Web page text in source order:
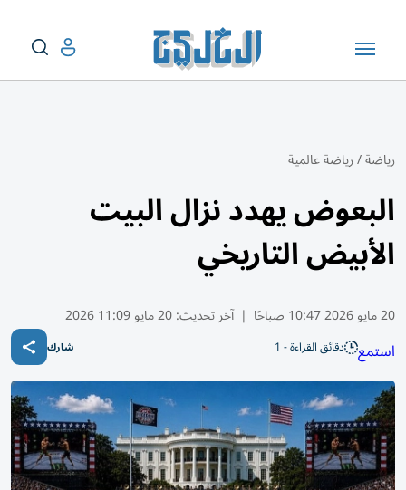
رياضة/رياضة عالمية
البعوض يهدد نزال البيت
الأبيض التاريخي
20 مايو 2026 10:47 صباحًا | آخر تحديث:20 مايو 11:09 2026
استمع دقائق القراءة - 1 شارك